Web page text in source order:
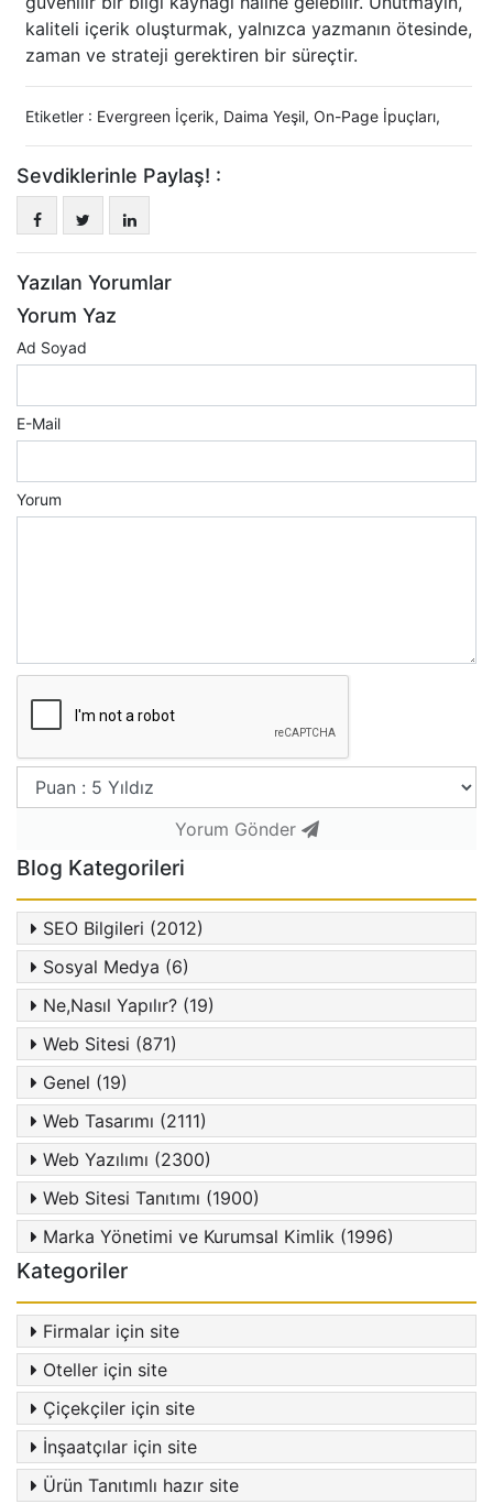
kaliteli içerik oluşturmak, yalnızca yazmanın ötesinde,
zaman ve strateji gerektiren bir süreçtir.
Etiketler : Evergreen İçerik, Daima Yeşil, On-Page İpuçları,
Sevdiklerinle Paylaş! :
Yazılan Yorumlar
Yorum Yaz
Ad Soyad
E-Mail
Yorum
Yorum Gönder
Blog Kategorileri
SEO Bilgileri (2012)
Sosyal Medya (6)
Ne,Nasıl Yapılır? (19)
Web Sitesi (871)
Genel (19)
Web Tasarımı (2111)
Web Yazılımı (2300)
Web Sitesi Tanıtımı (1900)
Marka Yönetimi ve Kurumsal Kimlik (1996)
Kategoriler
Firmalar için site
Oteller için site
Çiçekçiler için site
İnşaatçılar için site
Ürün Tanıtımlı hazır site